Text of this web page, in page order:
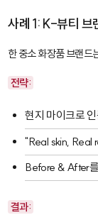
사례 1: K-뷰티 브
한 중소 화장품 브랜드
전략:
현지 마이크로
"Real skin, Real
Before & After
결과: